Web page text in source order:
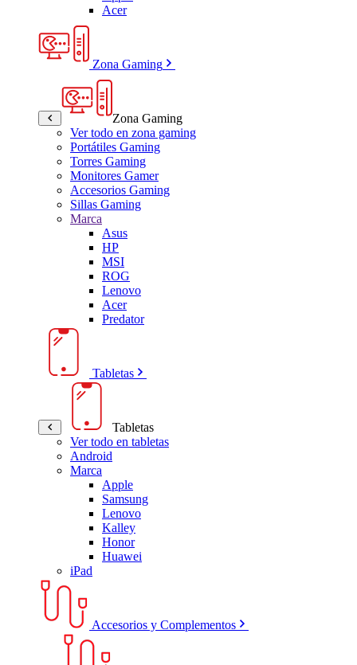
Acer
Zona Gaming
Zona Gaming
Ver todo en zona gaming
Portátiles Gaming
Torres Gaming
Monitores Gamer
Accesorios Gaming
Sillas Gaming
Marca
Asus
HP
MSI
ROG
Lenovo
Acer
Predator
Tabletas
Tabletas
Ver todo en tabletas
Android
Marca
Apple
Samsung
Lenovo
Kalley
Honor
Huawei
iPad
Accesorios y Complementos